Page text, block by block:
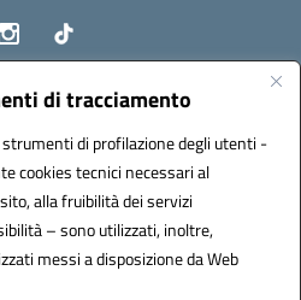
di tracciamento
di profilazione degli utenti -
cookies tecnici necessari al
alla fruibilità dei servizi
– sono utilizzati, inoltre,
messi a disposizione da Web
FGTD02000P@istruzione.it
fgtd02000p@pec.istruzione.it
UFUN7Y